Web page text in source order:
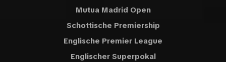
Mutua Madrid Open
Schottische Premiership
Englische Premier League
Englischer Superpokal